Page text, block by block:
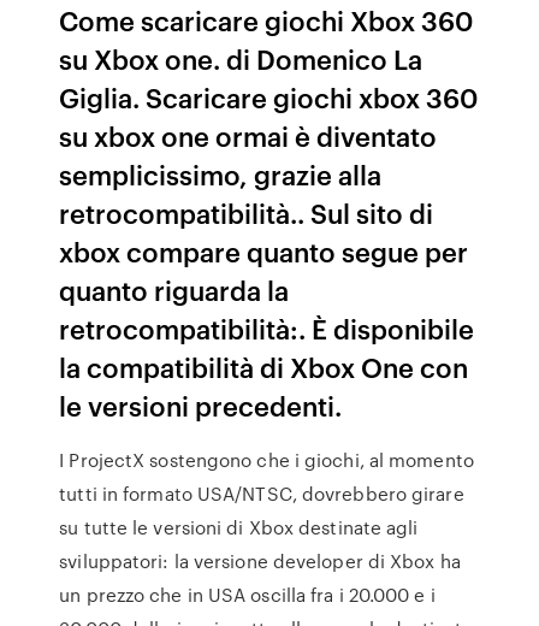
Come scaricare giochi Xbox 360
su Xbox one. di Domenico La
Giglia. Scaricare giochi xbox 360
su xbox one ormai è diventato
semplicissimo, grazie alla
retrocompatibilità.. Sul sito di
xbox compare quanto segue per
quanto riguarda la
retrocompatibilità:. È disponibile
la compatibilità di Xbox One con
le versioni precedenti.
I ProjectX sostengono che i giochi, al momento
tutti in formato USA/NTSC, dovrebbero girare
su tutte le versioni di Xbox destinate agli
sviluppatori: la versione developer di Xbox ha
un prezzo che in USA oscilla fra i 20.000 e i